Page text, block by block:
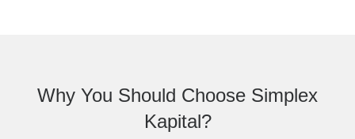
Why You Should Choose Simplex
Kapital?